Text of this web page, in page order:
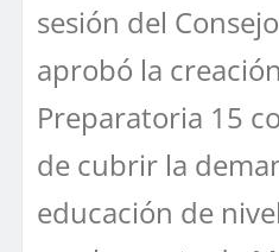
sesión del
aprobó la
Preparatoria 15
de cubrir la
educación de